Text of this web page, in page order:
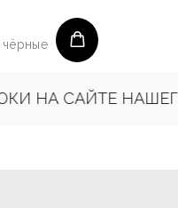
САЙТЕ НАШЕГО